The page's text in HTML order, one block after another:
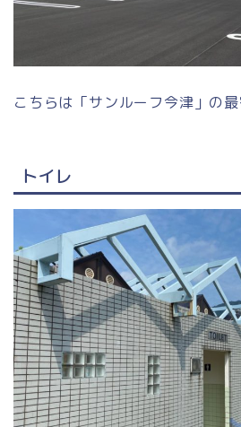
こちらは「サンルーフ今津」の最
トイレ